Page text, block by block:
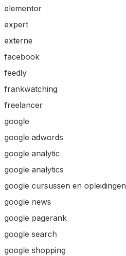
elementor
expert
externe
facebook
feedly
frankwatching
freelancer
google
google adwords
google analytic
google analytics
google cursussen en opleidingen
google news
google pagerank
google search
google shopping